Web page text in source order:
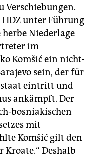
Verschiebungen.
unter Führung
herbe Niederlage
im
Komšić ein nicht-
sein, der für
eintritt und
ankämpft. Der
bosniakischen
mit
Komšić gilt den
Deshalb